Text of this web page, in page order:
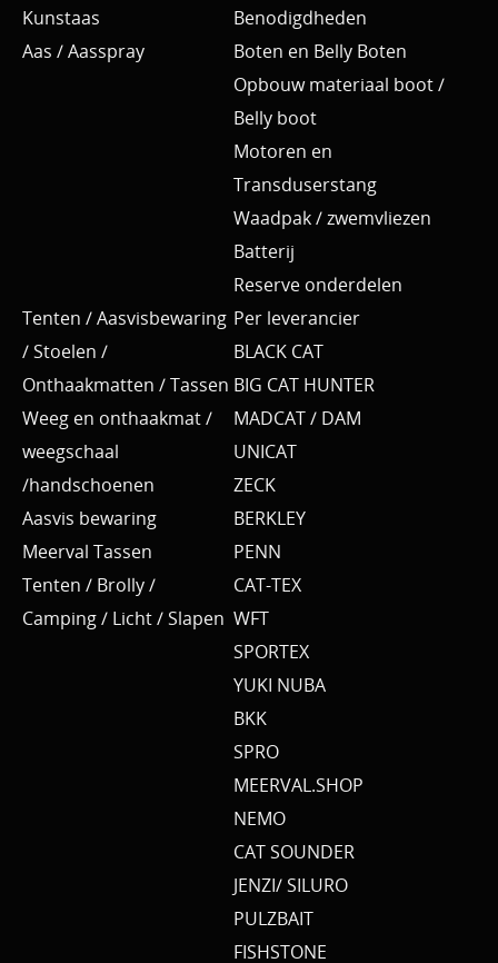
Kunstaas
Aas / Aasspray
Benodigdheden
Boten en Belly Boten
Opbouw materiaal boot /
Belly boot
Motoren en
Transduserstang
Waadpak / zwemvliezen
Batterij
Reserve onderdelen
Tenten / Aasvisbewaring
/ Stoelen /
Onthaakmatten / Tassen
Weeg en onthaakmat /
weegschaal
/handschoenen
Aasvis bewaring
Meerval Tassen
Tenten / Brolly /
Camping / Licht / Slapen
Per leverancier
BLACK CAT
BIG CAT HUNTER
MADCAT / DAM
UNICAT
ZECK
BERKLEY
PENN
CAT-TEX
WFT
SPORTEX
YUKI NUBA
BKK
SPRO
MEERVAL.SHOP
NEMO
CAT SOUNDER
JENZI/ SILURO
PULZBAIT
FISHSTONE